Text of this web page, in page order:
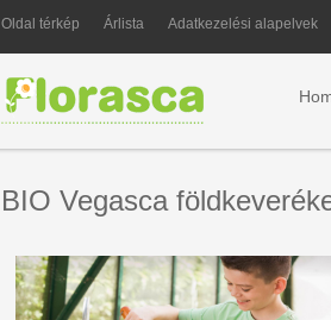
Oldal térkép Árlista Adatkezelési alapelvek
BIO Vegasca